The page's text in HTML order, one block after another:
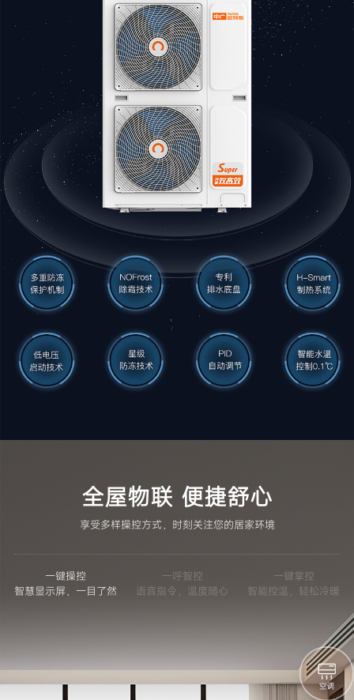
全屋物联 便捷舒心
享受多样操控方式，时刻关注您的居家环境
一键操控
智慧显示屏，一目了然
一呼智控
语音指令，温度随心
一键掌控
智能控温，轻松冷暖